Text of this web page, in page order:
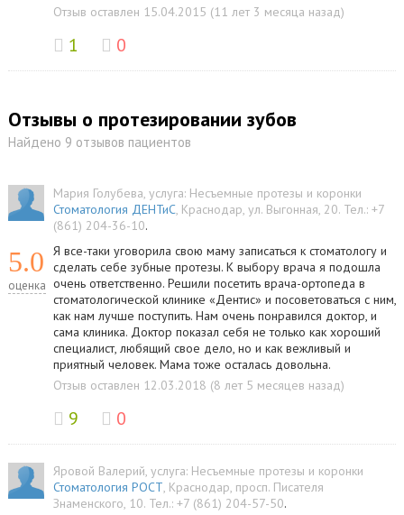
Отзыв оставлен 15.04.2015 (11 лет 3 месяца назад)
1 0
Отзывы о протезировании зубов
Найдено 9 отзывов пациентов
5.0
оценка
Мария Голубева, услуга: Несъемные протезы и коронки
Стоматология ДЕНТиС, Краснодар, ул. Выгонная, 20. Тел.: +7
(861) 204-36-10.
Я все-таки уговорила свою маму записаться к стоматологу и
сделать себе зубные протезы. К выбору врача я подошла
очень ответственно. Решили посетить врача-ортопеда в
стоматологической клинике «Дентис» и посоветоваться с ним,
как нам лучше поступить. Нам очень понравился доктор, и
сама клиника. Доктор показал себя не только как хороший
специалист, любящий свое дело, но и как вежливый и
приятный человек. Мама тоже осталась довольна.
Отзыв оставлен 12.03.2018 (8 лет 5 месяцев назад)
9 0
Яровой Валерий, услуга: Несъемные протезы и коронки
Стоматология РОСТ, Краснодар, просп. Писателя
Знаменского, 10. Тел.: +7 (861) 204-57-50.